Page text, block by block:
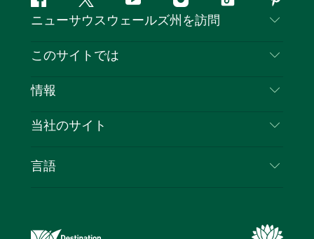
フ
ェ
ス
ッ
ツ
イ
タ
ユ
ー
イ
ン
テ
ピ
ン
レ
ト
ニューサウスウェールズ州を訪問
お問い合わせ
クッキーに関する通知
このサイトでは
目的地
イベント
情報
旅行情報
NSWでのビジネス
当社のサイト
言語